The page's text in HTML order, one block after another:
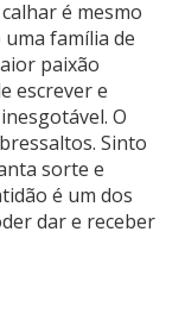
é mesmo
família de
paixão
escrever e
O
Sinto
sorte e
é um dos
dar e receber